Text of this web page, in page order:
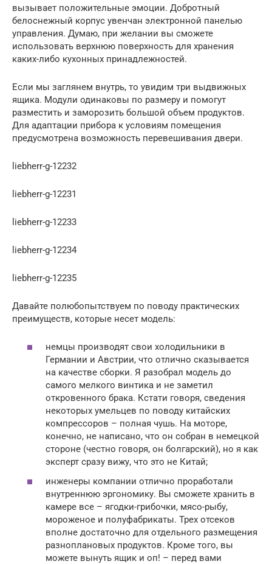
вызывает положительные эмоции. Добротный
белоснежный корпус увенчан электронной панелью
управления. Думаю, при желании вы сможете
использовать верхнюю поверхность для хранения
каких-либо кухонных принадлежностей.
Если мы заглянем внутрь, то увидим три выдвижных
ящика. Модули одинаковы по размеру и помогут
разместить и заморозить большой объем продуктов.
Для адаптации прибора к условиям помещения
предусмотрена возможность перевешивания двери.
liebherr-g-12232
liebherr-g-12231
liebherr-g-12233
liebherr-g-12234
liebherr-g-12235
Давайте полюбопытствуем по поводу практических
преимуществ, которые несет модель:
немцы производят свои холодильники в
Германии и Австрии, что отлично сказывается
на качестве сборки. Я разобрал модель до
самого мелкого винтика и не заметил
откровенного брака. Кстати говоря, сведения
некоторых умельцев по поводу китайских
компрессоров – полная чушь. На моторе,
конечно, не написано, что он собран в немецкой
стороне (честно говоря, он болгарский), но я как
эксперт сразу вижу, что это не Китай;
инженеры компании отлично проработали
внутреннюю эргономику. Вы сможете хранить в
камере все – ягодки-грибочки, мясо-рыбу,
мороженое и полуфабрикаты. Трех отсеков
вполне достаточно для отдельного размещения
разноплановых продуктов. Кроме того, вы
можете вынуть ящик и оп! – перед вами